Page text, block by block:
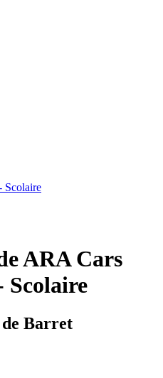
Scolaire
ARA Cars
Scolaire
Barret